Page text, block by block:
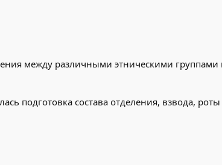
между различными этническими группами
подготовка состава отделения, взвода,